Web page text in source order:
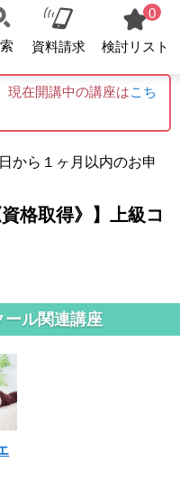
資料請求
0
検討リスト
現在開講中の講座はこち
から１ヶ月以内のお申
格取得》】上級コ
ール関連講座